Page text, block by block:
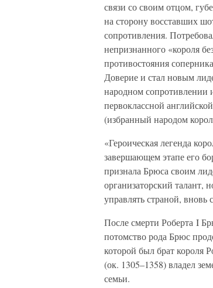
связи со своим отцом,
на сторону восставших
сопротивления.
непризнанного «короля
противостояния
Доверие и стал новым
народном сопротивлении
первоклассной
(избранный народом
«Героическая легенда
завершающем этапе его
признала Брюса своим
организаторский талант,
управлять страной,
После смерти Роберта I
потомство рода Брюс
которой был брат короля
(ок. 1305–1358) владел
семьи.